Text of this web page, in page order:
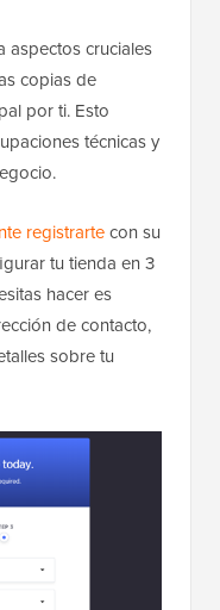
aspectos cruciales
copias de
por ti. Esto
técnicas y
registrartecon su
tu tienda en 3
hacer es
de contacto,
sobre tu